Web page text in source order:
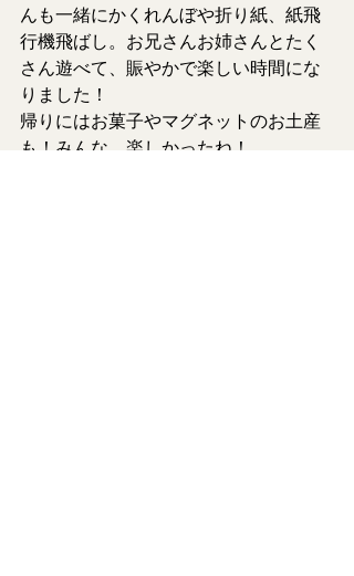
んも一緒にかくれんぼや折り紙、紙飛
行機飛ばし。お兄さんお姉さんとたく
さん遊べて、賑やかで楽しい時間にな
りました！
帰りにはお菓子やマグネットのお土産
も！みんな、楽しかったね！